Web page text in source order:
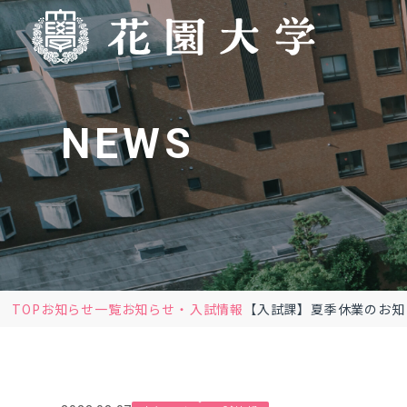
NEWS
TOP お知らせ一覧お知らせ 入試情報 【入試課】夏季休業のお